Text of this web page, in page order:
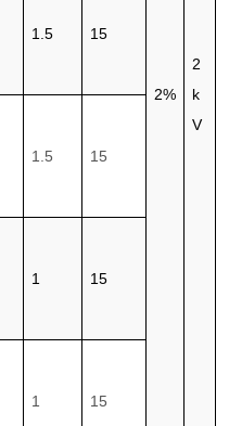
2%
2
k
V
1.5 15
1.5 15
1 15
1 15